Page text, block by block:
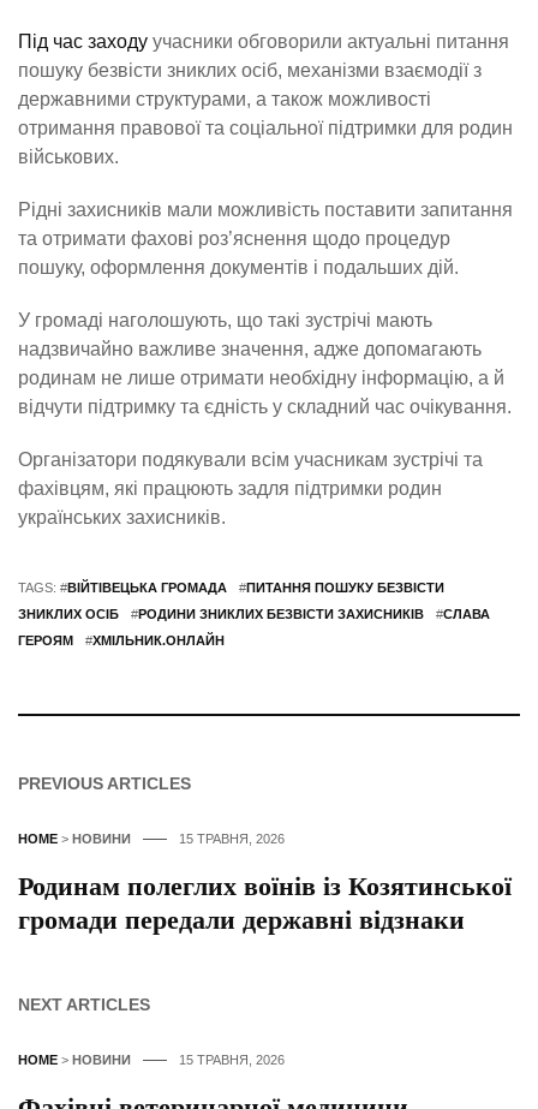
Під час заходу учасники обговорили актуальні питання
пошуку безвісти зниклих осіб, механізми взаємодії з
державними структурами, а також можливості
отримання правової та соціальної підтримки для родин
військових.
Рідні захисників мали можливість поставити запитання
та отримати фахові роз’яснення щодо процедур
пошуку, оформлення документів і подальших дій.
У громаді наголошують, що такі зустрічі мають
надзвичайно важливе значення, адже допомагають
родинам не лише отримати необхідну інформацію, а й
відчути підтримку та єдність у складний час очікування.
Організатори подякували всім учасникам зустрічі та
фахівцям, які працюють задля підтримки родин
українських захисників.
TAGS: #ВІЙТІВЕЦЬКА ГРОМАДА #ПИТАННЯ ПОШУКУ БЕЗВІСТИ
ЗНИКЛИХ ОСІБ
#РОДИНИ ЗНИКЛИХ БЕЗВІСТИ ЗАХИСНИКІВ #СЛАВА
ГЕРОЯМ
#ХМІЛЬНИК.ОНЛАЙН
PREVIOUS ARTICLES
HOME > НОВИНИ 15 ТРАВНЯ, 2026
Родинам полеглих воїнів із Козятинської
громади передали державні відзнаки
NEXT ARTICLES
HOME > НОВИНИ 15 ТРАВНЯ, 2026